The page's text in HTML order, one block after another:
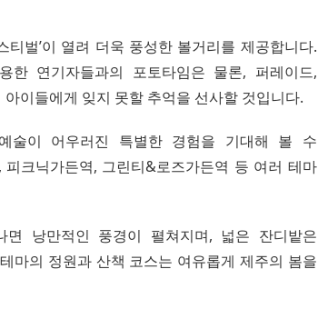
벌’이 열려 더욱 풍성한 볼거리를 제공합니다.
한 연기자들과의 포토타임은 물론, 퍼레이드,
이들에게 잊지 못할 추억을 선사할 것입니다.
술이 어우러진 특별한 경험을 기대해 볼 수
크닉가든역, 그린티&로즈가든역 등 여러 테마
낭만적인 풍경이 펼쳐지며, 넓은 잔디밭은
마의 정원과 산책 코스는 여유롭게 제주의 봄을